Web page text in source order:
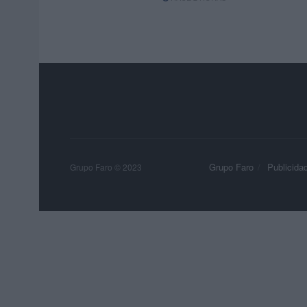
Grupo Faro Publicidad
Grupo Faro © 2023